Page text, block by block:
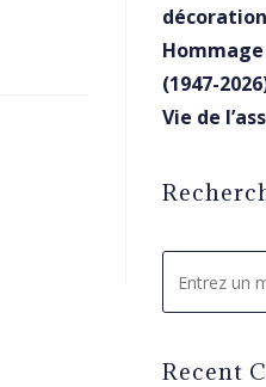
décoration
(1947-
Vie de
Recent